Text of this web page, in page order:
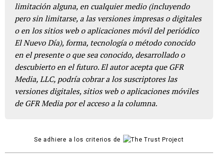
limitación alguna, en cualquier medio (incluyendo
pero sin limitarse, a las versiones impresas o digitales
o en los sitios web o aplicaciones móvil del periódico
El Nuevo Día), forma, tecnología o método conocido
en el presente o que sea conocido, desarrollado o
descubierto en el futuro. El autor acepta que GFR
Media, LLC, podría cobrar a los suscriptores las
versiones digitales, sitios web o aplicaciones móviles
de GFR Media por el acceso a la columna.
Se adhiere a los criterios de